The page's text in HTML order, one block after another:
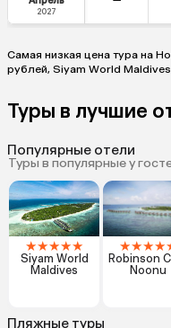
2027
Самая низкая цена тура на
рублей, Siyam World
Туры в лучшие
Популярные отели
Туры в популярные у
★★★★★
Siyam World
Maldives
★★★★
Robinson
Noonu
Пляжные туры